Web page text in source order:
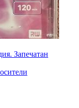
Запечатан